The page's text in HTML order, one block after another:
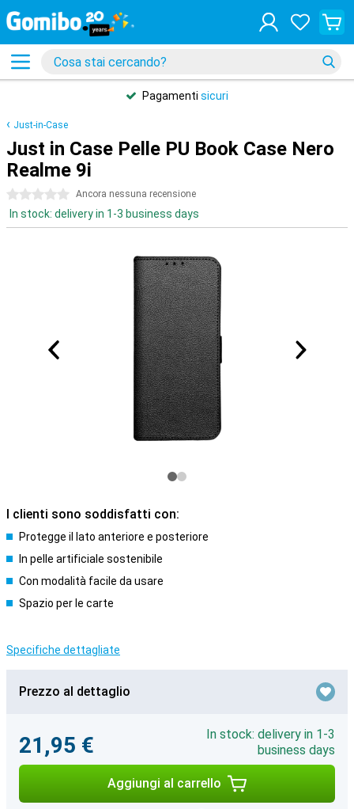
Pagamenti sicuri
Just-in-Case
Just in Case Pelle PU Book Case Nero
Realme 9i
0 stelle Ancora nessuna recensione
In stock: delivery in 1-3 business days
I clienti sono soddisfatti con:
Protegge il lato anteriore e posteriore
In pelle artificiale sostenibile
Con modalità facile da usare
Spazio per le carte
Specifiche dettagliate
Prezzo al dettaglio
21,95 €
In stock: delivery in 1-3
business days
Aggiungi al carrello